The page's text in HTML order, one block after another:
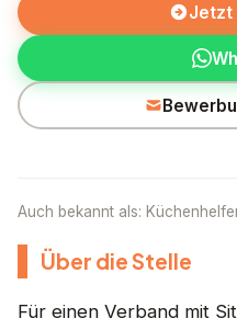
Jetzt
Auch bekannt als:
Über die Stelle
Für einen Verband mit